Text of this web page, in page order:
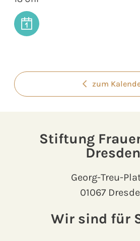
zum
Stiftung
Dresden
Georg-Treu-
01067
Wir sind für